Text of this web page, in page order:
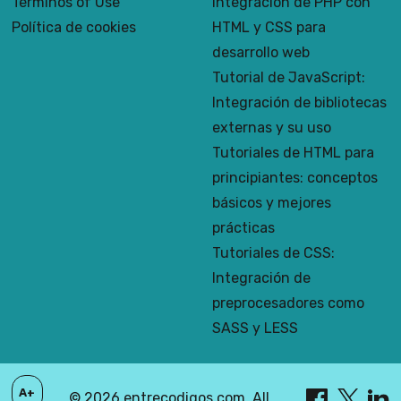
Política de cookies
HTML y CSS para
desarrollo web
Tutorial de JavaScript:
Integración de bibliotecas
externas y su uso
Tutoriales de HTML para
principiantes: conceptos
básicos y mejores
prácticas
Tutoriales de CSS:
Integración de
preprocesadores como
SASS y LESS
A+